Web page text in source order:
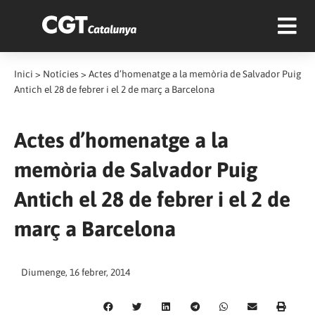
Inici > Notícies > Actes d’homenatge a la memòria de Salvador Puig
Antich el 28 de febrer i el 2 de març a Barcelona
Actes d’homenatge a la
memòria de Salvador Puig
Antich el 28 de febrer i el 2 de
març a Barcelona
Diumenge, 16 febrer, 2014